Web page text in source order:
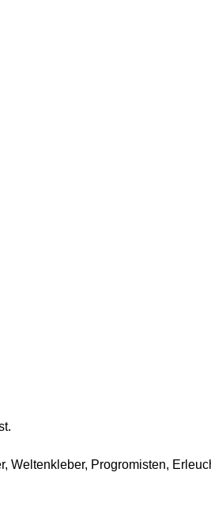
Weltenkleber, Progromisten,